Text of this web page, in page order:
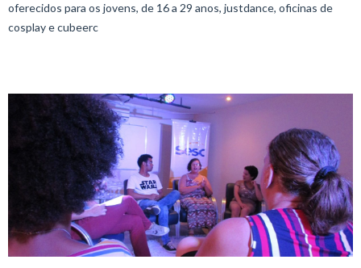
oferecidos para os jovens, de 16 a 29 anos, justdance, oficinas de
cosplay e cubeerc